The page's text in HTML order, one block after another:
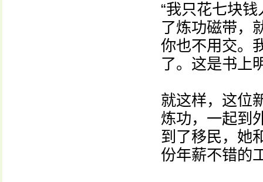
“我只花七块
了炼功磁带，
你也不用交。
了。这是书上
就这样，这位
炼功，一起到
到了移民，她
份年薪不错的